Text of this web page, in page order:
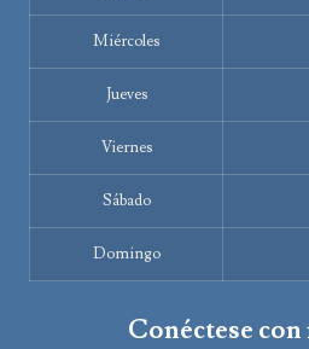
Miércoles
Jueves
Viernes
Sábado
Domingo
Conéctese